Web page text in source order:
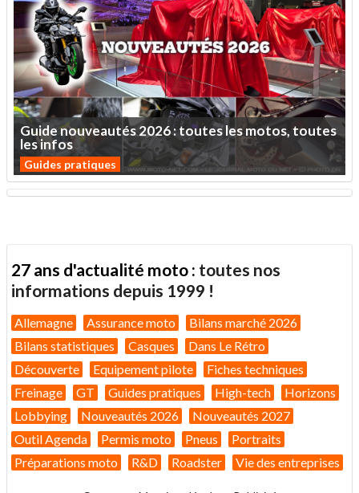
Guidenouveautés2026:touteslesmotos,toutes
lesinfos
Guides pratiques
27 ans d'actualité moto : toutes nos
informations depuis 1999 !
Allemagne Assurance moto
Bilans marché 2026
Bilans statistiques
Casques
Dans Le Rétro
Découverte
Equipement pilote
Fiches techniques
Freinage
GT Guides pratiques High-tech
Horizons
Lobbying
Nouveautés 2026
Nouveautés 2027
Outil Agenda
Permis moto Pneus
Portraits
Préparations moto
R&D Roadster Vie des entreprises